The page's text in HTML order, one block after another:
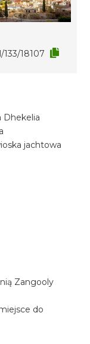
18107
Dhekelia
jachtowa
Zangooly
do